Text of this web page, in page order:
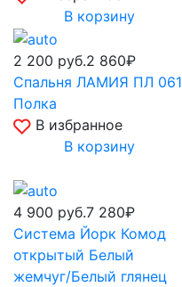
В корзину
2 200 руб.2 860₽
Спальня ЛАМИЯ ПЛ 061
Полка
В избранное
В корзину
4 900 руб.7 280₽
Система Йорк Комод
открытый Белый
жемчуг/Белый глянец